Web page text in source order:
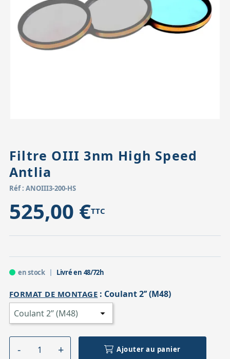
Accessoires pour montures
Têtes
Pièces détachées
Filtre OIII 3nm High Speed
Antlia
Réf : ANOIII3-200-HS
525,00 €TTC
en stock Livré en 48/72h
FORMAT DE MONTAGE : Coulant 2’’ (M48)
Ajouter au panier